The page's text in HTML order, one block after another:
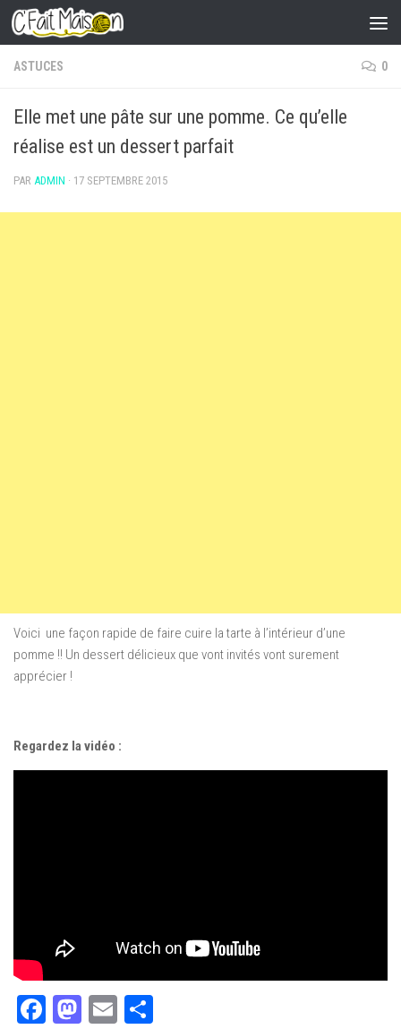
Skip to content
ASTUCES 0
Elle met une pâte sur une pomme. Ce qu’elle
réalise est un dessert parfait
PAR ADMIN · 17 SEPTEMBRE 2015
Voici une façon rapide de faire cuire la tarte à l’intérieur d’une
pomme !! Un dessert délicieux que vont invités vont surement
apprécier !
Regardez la vidéo :
Facebook
Mastodon
Email